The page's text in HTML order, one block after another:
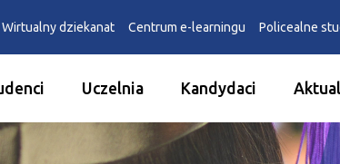
Wirtualny dziekanat Centrum e-learningu Policealne
Uczelnia Kandydaci